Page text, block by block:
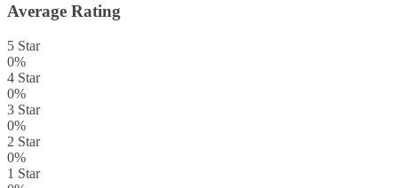
Average Rating
5 Star
0%
4 Star
0%
3 Star
0%
2 Star
0%
1 Star